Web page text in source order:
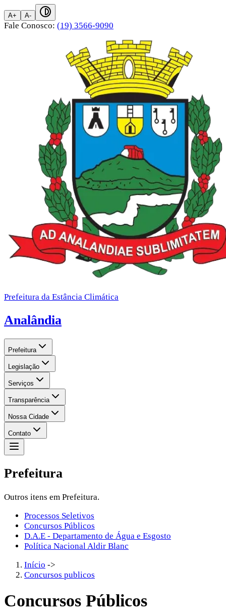
A+ A-
Fale Conosco: (19) 3566-9090
Prefeitura da Estância Climática
Analândia
Prefeitura
Legislação
Serviços
Transparência
Nossa Cidade
Contato
Prefeitura
Outros itens em Prefeitura.
Processos Seletivos
Concursos Públicos
D.A.E - Departamento de Água e Esgosto
Política Nacional Aldir Blanc
Início ->
Concursos publicos
Concursos Públicos